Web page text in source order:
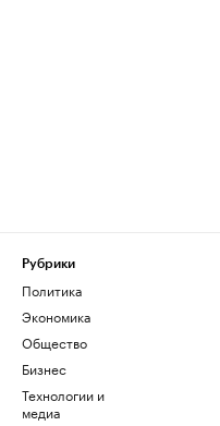
Рубрики
Политика
Экономика
Общество
Бизнес
Технологии и
медиа